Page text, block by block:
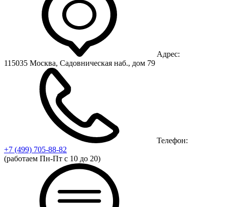
Адрес:
115035 Москва, Садовническая наб., дом 79
Телефон:
+7 (499) 705-88-82
(работаем Пн-Пт с 10 до 20)